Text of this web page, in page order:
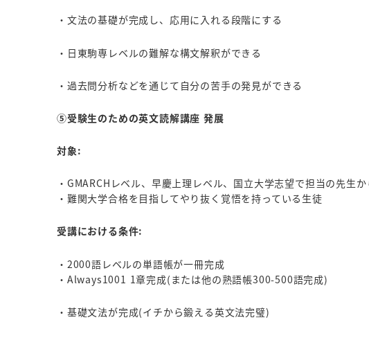
・文法の基礎が完成し、応用に入れる段階にする
・日東駒専レベルの難解な構文解釈ができる
・過去問分析などを通じて自分の苦手の発見ができる
⑤受験生のための英文読解講座 発展
対象:
・GMARCHレベル、早慶上理レベル、国立大学志望で担当の先生
・難関大学合格を目指してやり抜く覚悟を持っている生徒
受講における条件:
・2000語レベルの単語帳が一冊完成
・Always1001 1章完成(または他の熟語帳300-500語完成)
・基礎文法が完成(イチから鍛える英文法完璧)